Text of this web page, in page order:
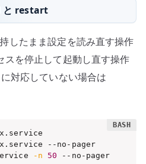
と restart
したまま設定を読み直す操作
スを停止して起動し直す操作
対応していない場合は
--no-pager
-n 50 --no-pager